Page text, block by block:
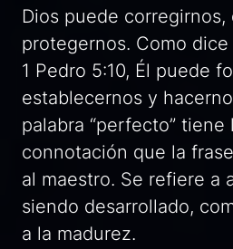
Dios puede
protegernos. Como dice
1 Pedro 5:10, Él puede
establecernos y
palabra “perfecto” tiene
connotación que la frase
al maestro. Se refiere a
siendo desarrollado,
a la madurez.